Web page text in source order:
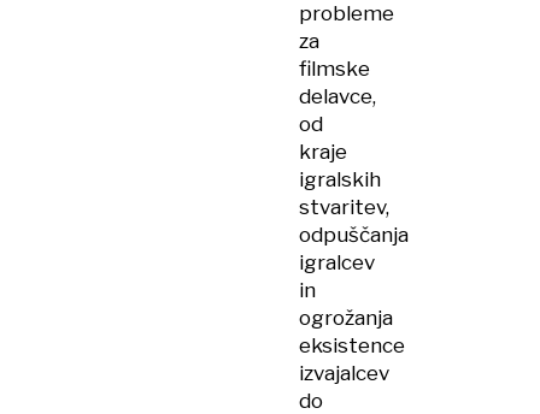
probleme
za
filmske
delavce,
od
kraje
igralskih
stvaritev,
odpuščanja
igralcev
in
ogrožanja
eksistence
izvajalcev
do